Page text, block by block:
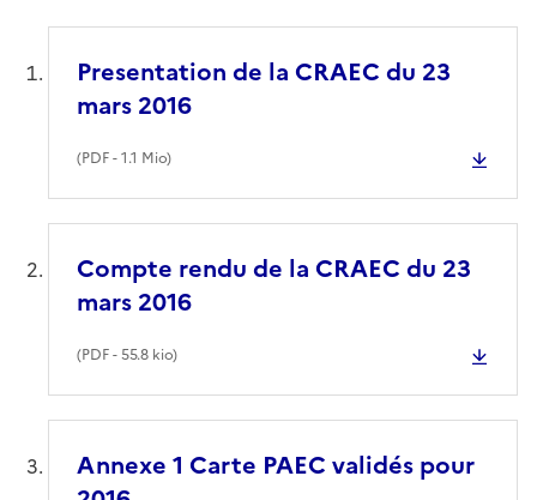
Presentation de la CRAEC du 23
mars 2016
(PDF- 1.1 Mio)
Compte rendu de la CRAEC du 23
mars 2016
(PDF- 55.8 kio)
Annexe 1 Carte PAEC validés pour